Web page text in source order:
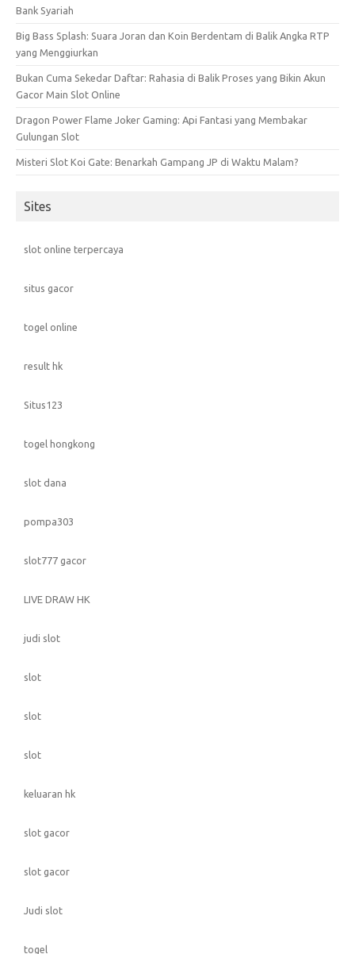
Bank Syariah
Big Bass Splash: Suara Joran dan Koin Berdentam di Balik Angka RTP
yang Menggiurkan
Bukan Cuma Sekedar Daftar: Rahasia di Balik Proses yang Bikin Akun
Gacor Main Slot Online
Dragon Power Flame Joker Gaming: Api Fantasi yang Membakar
Gulungan Slot
Misteri Slot Koi Gate: Benarkah Gampang JP di Waktu Malam?
Sites
slot online terpercaya
situs gacor
togel online
result hk
Situs123
togel hongkong
slot dana
pompa303
slot777 gacor
LIVE DRAW HK
judi slot
slot
slot
slot
keluaran hk
slot gacor
slot gacor
Judi slot
togel